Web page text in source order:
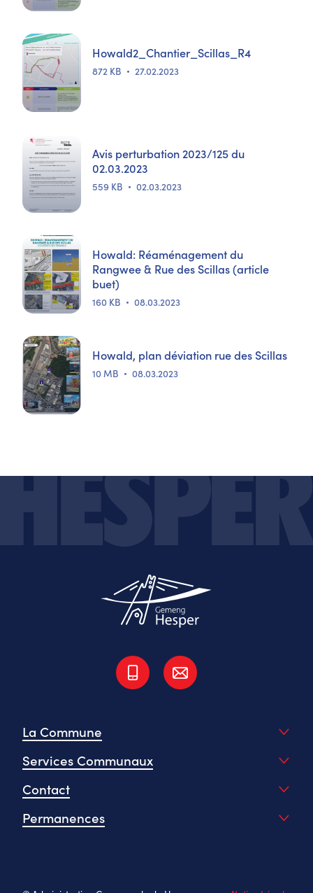
Howald2_Chantier_Scillas_R4
872 KB 27.02.2023
Avis perturbation 2023/125 du
02.03.2023
559 KB 02.03.2023
Howald: Réaménagement du
Rangwee & Rue des Scillas (article
buet)
160 KB 08.03.2023
Howald, plan déviation rue des Scillas
10 MB 08.03.2023
La Commune
Services Communaux
Contact
Permanences